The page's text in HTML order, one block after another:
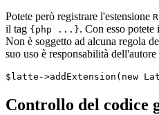
Potete però registrare l'estensione
il tag {php ...}. Con esso potete
Non è soggetto ad alcuna regola
suo uso è responsabilità
Controllo del codice